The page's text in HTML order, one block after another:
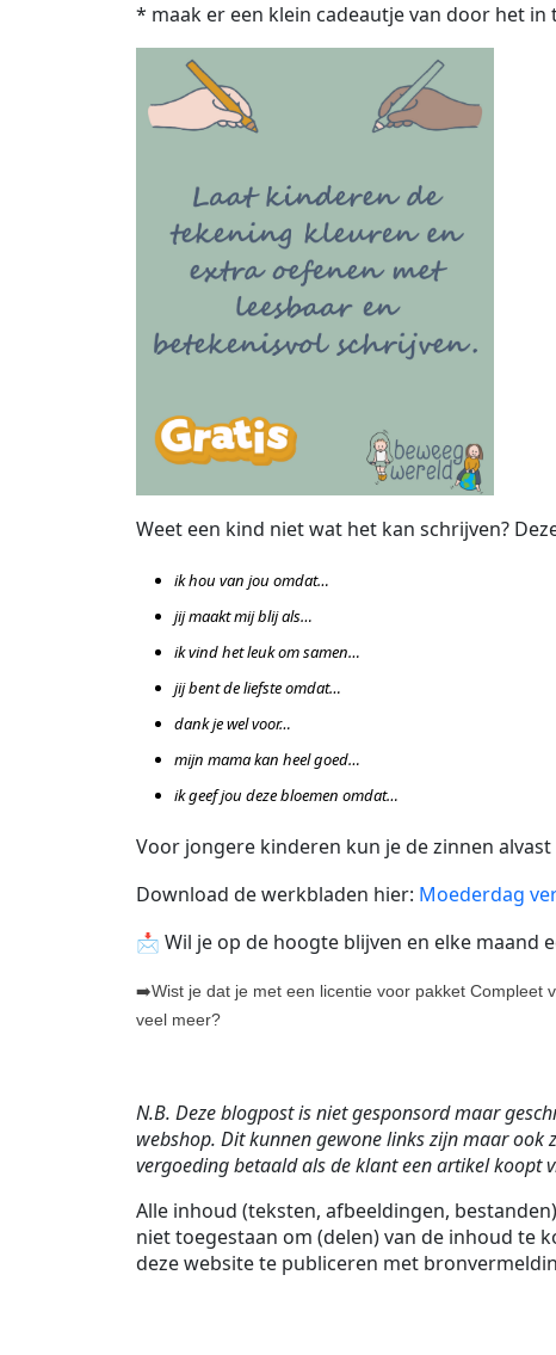
* maak er een klein cadeautje van door het in
Weet een kind niet wat het kan schrijven?
ik hou van jou omdat…
jij maakt mij blij als…
ik vind het leuk om samen…
jij bent de liefste omdat…
dank je wel voor…
mijn mama kan heel goed…
ik geef jou deze bloemen omdat…
Voor jongere kinderen kun je de zinnen
Download de werkbladen hier: Moederdag
📩 Wil je op de hoogte blijven en elke maand
➡️Wist je dat je met een licentie voor pakket Compleet
veel meer?
N.B. Deze blogpost is niet gesponsord maar
webshop. Dit kunnen gewone links zijn maar ook
vergoeding betaald als de klant een artikel koopt
Alle inhoud (teksten, afbeeldingen,
niet toegestaan om (delen) van de inhoud te
deze website te publiceren met